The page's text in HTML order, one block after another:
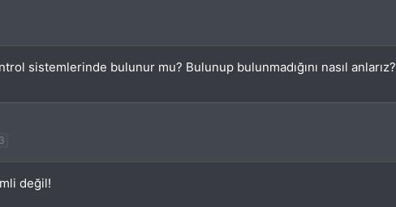
sistemlerinde bulunur mu? Bulunup bulunmadığını nasıl anlarız?
3
değil!